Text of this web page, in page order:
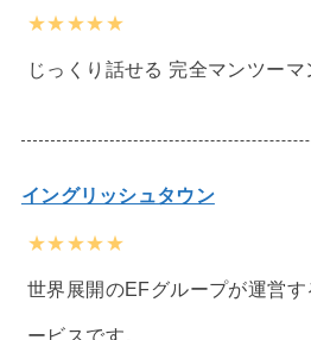
★★★★★
じっくり話せる 完全マンツーマ
イングリッシュタウン
★★★★★
世界展開のEFグループが運営
ービスです。